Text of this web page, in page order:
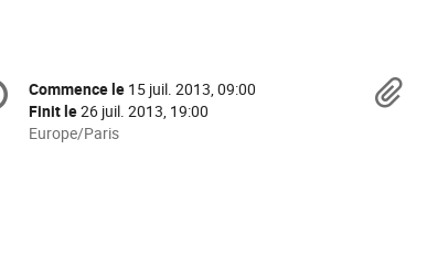
Date/Heure
Commence le 15 juil. 2013, 09:00
Finit le26 juil. 2013, 19:00
Toutes
Europe/Paris